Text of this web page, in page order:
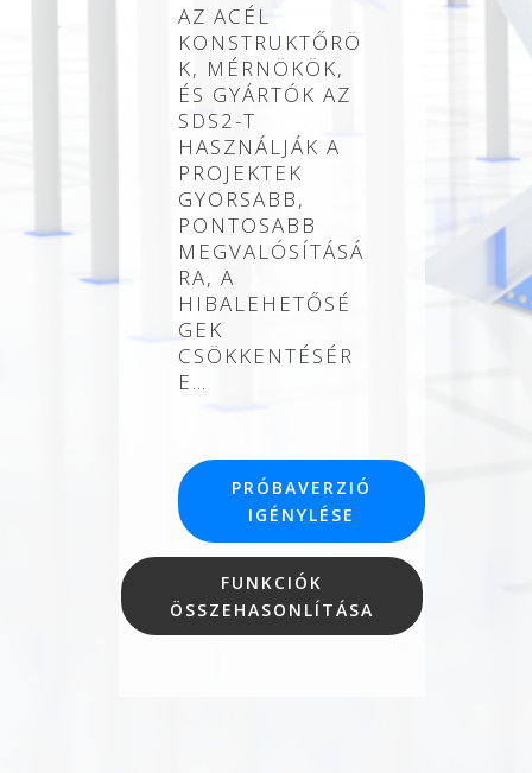
AZ ACÉL
KONSTRUKTŐRÖ
K, MÉRNÖKÖK,
ÉS GYÁRTÓK AZ
SDS2-T
HASZNÁLJÁK A
PROJEKTEK
GYORSABB,
PONTOSABB
MEGVALÓSÍTÁSÁ
RA, A
HIBALEHETŐSÉ
GEK
CSÖKKENTÉSÉR
E…
PRÓBAVERZIÓ
IGÉNYLÉSE
FUNKCIÓK
ÖSSZEHASONLÍTÁSA